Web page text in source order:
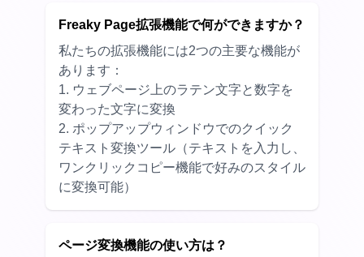
Freaky Page拡張機能で何ができますか？
私たちの拡張機能には2つの主要な機能が
あります：
1. ウェブページ上のラテン文字と数字を
変わった文字に変換
2. ポップアップウィンドウでのクイック
テキスト変換ツール（テキストを入力し、
ワンクリックコピー機能で好みのスタイル
に変換可能）
ページ変換機能の使い方は？